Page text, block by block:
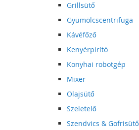
Grillsütő
Gyümölcscentrifuga
Kávéfőző
Kenyérpirító
Konyhai robotgép
Mixer
Olajsütő
Szeletelő
Szendvics & Gofrisütő